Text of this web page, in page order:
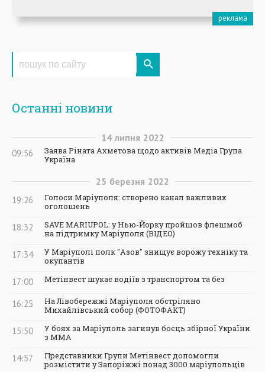
Останні новини
14 липня 2022
09:56
Заява Ріната Ахметова щодо активів Медіа Група
Україна
25 березня 2022
19:26
Голоси Маріуполя: створено канал важливих
оголошень
18:32
SAVE MARIUPOL: у Нью-Йорку пройшов флешмоб
на підтримку Маріуполя (ВІДЕО)
17:34
У Маріуполі полк "Азов" знищує ворожу техніку та
окупантів
17:00 Метінвест шукає водіїв з транспортом та без
16:25
На Лівобережжі Маріуполя обстріляно
Михайлівський собор (ФОТОФАКТ)
15:50
У боях за Маріуполь загинув боєць збірної України
з ММА
14:57
Представники Групи Метінвест допомогли
розмістити у Запоріжжі понад 3000 маріупольців